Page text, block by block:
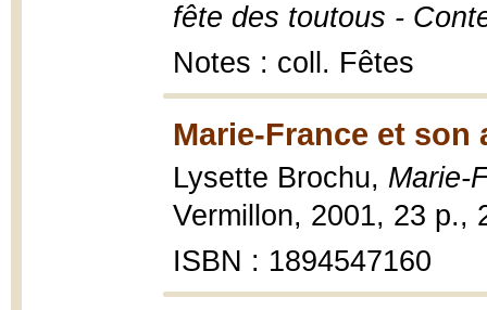
fête des toutous -
Notes : coll. Fêtes
Marie-France et son
Lysette Brochu, Marie-
Vermillon, 2001, 23 p.,
ISBN : 1894547160